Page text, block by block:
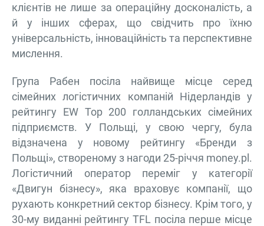
клієнтів не лише за операційну досконалість, а
й у інших сферах, що свідчить про їхню
універсальність, інноваційність та перспективне
мислення.
Група Рабен посіла найвище місце серед
сімейних логістичних компаній Нідерландів у
рейтингу EW Top 200 голландських сімейних
підприємств. У Польщі, у свою чергу, була
відзначена у новому рейтингу «Бренди з
Польщі», створеному з нагоди 25-річчя money.pl.
Логістичний оператор переміг у категорії
«Двигун бізнесу», яка враховує компанії, що
рухають конкретний сектор бізнесу. Крім того, у
30-му виданні рейтингу TFL посіла перше місце